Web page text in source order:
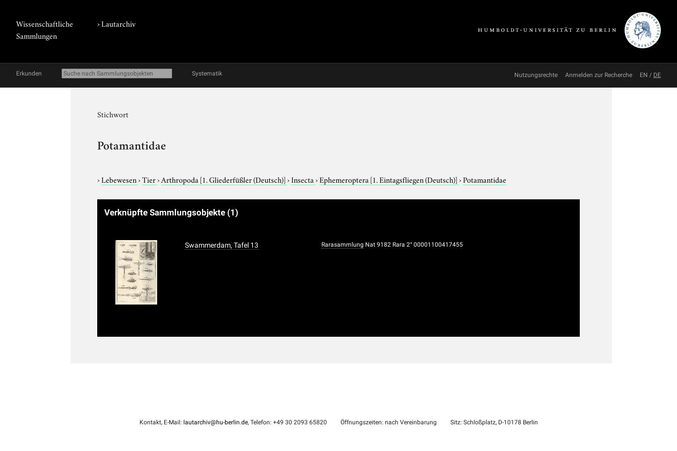
Wissenschaftliche
Sammlungen
›Lautarchiv
Erkunden Systematik Nutzungsrechte Anmelden zur Recherche EN / DE
Stichwort
Potamantidae
›Lebewesen›Tier›Arthropoda [1. Gliederfüßler (Deutsch)]›Insecta›Ephemeroptera [1. Eintagsfliegen (Deutsch)]›Potamantidae
Verknüpfte Sammlungsobjekte (1)
Swammerdam, Tafel 13 Rarasammlung Nat 9182 Rara 2° 00001100417455
Kontakt, E-Mail: lautarchiv@hu-berlin.de, Telefon: +49 30 2093 65820 Öffnungszeiten: nach Vereinbarung Sitz: Schloßplatz, D-10178 Berlin